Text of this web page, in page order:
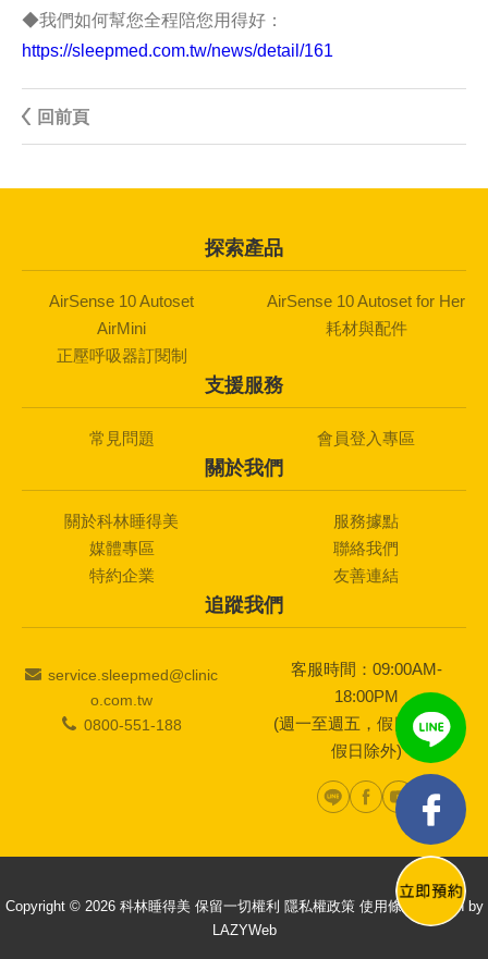
◆我們如何幫您全程陪您用得好：
https://sleepmed.com.tw/news/detail/161
回前頁
探索產品
AirSense 10 Autoset
AirSense 10 Autoset for Her
AirMini
耗材與配件
正壓呼吸器訂閱制
支援服務
常見問題 會員登入專區
關於我們
關於科林睡得美
服務據點
媒體專區
聯絡我們
特約企業
友善連結
追蹤我們
service.sleepmed@clinic
o.com.tw
0800-551-188
客服時間：09:00AM-
18:00PM
(週一至週五，假日及國定
假日除外)
Copyright © 2026 科林睡得美 保留一切權利 隱私權政策 使用條款
Design by
LAZYWeb